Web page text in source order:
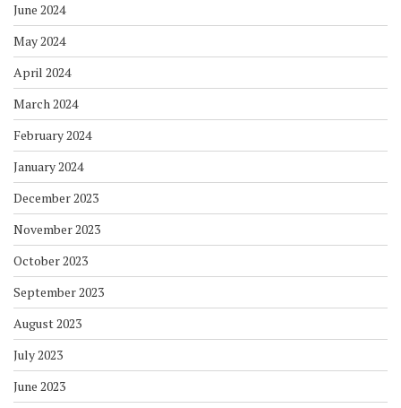
June 2024
May 2024
April 2024
March 2024
February 2024
January 2024
December 2023
November 2023
October 2023
September 2023
August 2023
July 2023
June 2023